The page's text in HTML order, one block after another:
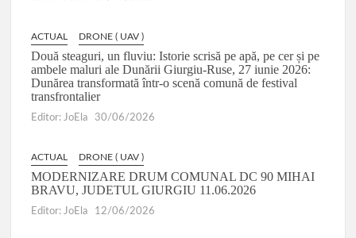
ACTUAL DRONE ( UAV )
Două steaguri, un fluviu: Istorie scrisă pe apă, pe cer și pe
ambele maluri ale Dunării Giurgiu-Ruse, 27 iunie 2026:
Dunărea transformată într-o scenă comună de festival
transfrontalier
Editor: JoEla 30/06/2026
ACTUAL DRONE ( UAV )
MODERNIZARE DRUM COMUNAL DC 90 MIHAI
BRAVU, JUDETUL GIURGIU 11.06.2026
Editor: JoEla 12/06/2026